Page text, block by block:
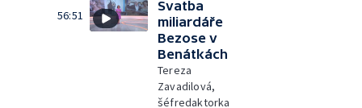
56:51
Svatba
miliardáře
Bezose v
Benátkách
Tereza
Zavadilová,
šéfredaktorka